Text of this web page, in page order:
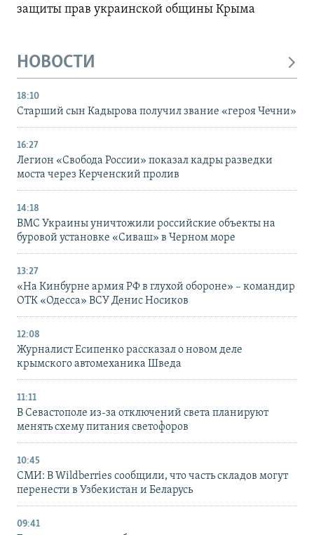
защиты прав украинской общины Крыма
НОВОСТИ
18:10
Старший сын Кадырова получил звание «героя Чечни»
16:27
Легион «Свобода России» показал кадры разведки
моста через Керченский пролив
14:18
ВМС Украины уничтожили российские объекты на
буровой установке «Сиваш» в Черном море
13:27
«На Кинбурне армия РФ в глухой обороне» – командир
ОТК «Одесса» ВСУ Денис Носиков
12:08
Журналист Есипенко рассказал о новом деле
крымского автомеханика Шведа
11:11
В Севастополе из-за отключений света планируют
менять схему питания светофоров
10:45
СМИ: В Wildberries сообщили, что часть складов могут
перенести в Узбекистан и Беларусь
09:41